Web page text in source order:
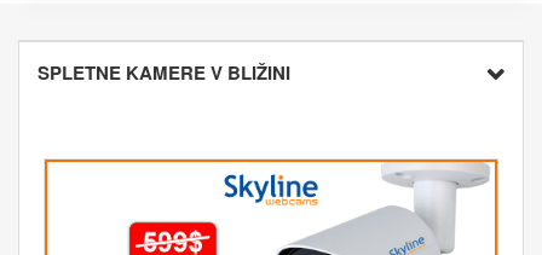
SPLETNE KAMERE V BLIŽINI